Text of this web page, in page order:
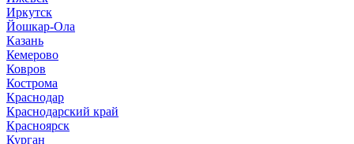
Иркутск
Йошкар-Ола
Казань
Кемерово
Ковров
Кострома
Краснодар
Краснодарский край
Красноярск
Курган